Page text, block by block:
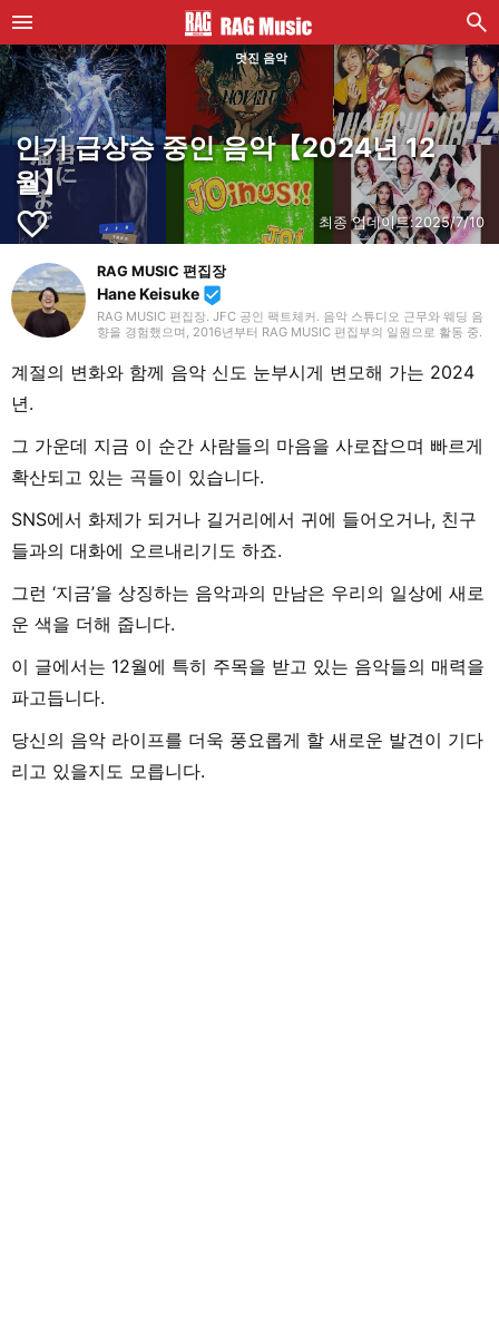
멋진 음악
인기 급상승 중인 음악【2024년 12
월】
favorite_border 최종 업데이트:2025/7/10
RAG MUSIC 편집장
Hane Keisuke beenhere
RAG MUSIC 편집장. JFC 공인 팩트체커. 음악 스튜디오 근무와 웨딩 음
향을 경험했으며, 2016년부터 RAG MUSIC 편집부의 일원으로 활동 중.
후에는 밴드에서 드럼 등 다양한 악기를 경험. 각종 곡 소개 글을 비롯해,
각지의 음악 페스티벌 소개 기사와 라이브 리포트 등, 자신의 음악 활동
계절의 변화와 함께 음악 신도 눈부시게 변모해 가는 2024
년.
그 가운데 지금 이 순간 사람들의 마음을 사로잡으며 빠르게
확산되고 있는 곡들이 있습니다.
SNS에서 화제가 되거나 길거리에서 귀에 들어오거나, 친구
들과의 대화에 오르내리기도 하죠.
그런 ‘지금’을 상징하는 음악과의 만남은 우리의 일상에 새로
운 색을 더해 줍니다.
이 글에서는 12월에 특히 주목을 받고 있는 음악들의 매력을
파고듭니다.
당신의 음악 라이프를 더욱 풍요롭게 할 새로운 발견이 기다
리고 있을지도 모릅니다.